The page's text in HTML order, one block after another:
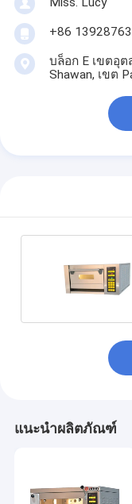
เตาอบขนมพาณิชย์
เตาอบแบบผสม
เครื่องทำน้ำแข็ง
+86
บล็อก E เขตอุต
Shawan, เขต
แนะนำผลิตภัณฑ์